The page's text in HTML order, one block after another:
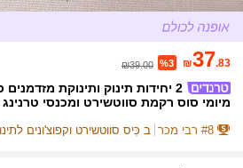
₪37.83
%3
₪39.00
2 יחידות תינוק ותינוקת מזדמנים
מיומי סוס רקמת סווטשירט ומכנסי
#8 רבי מכר ב כִּיס סווטשירט וקפוצ'ונים